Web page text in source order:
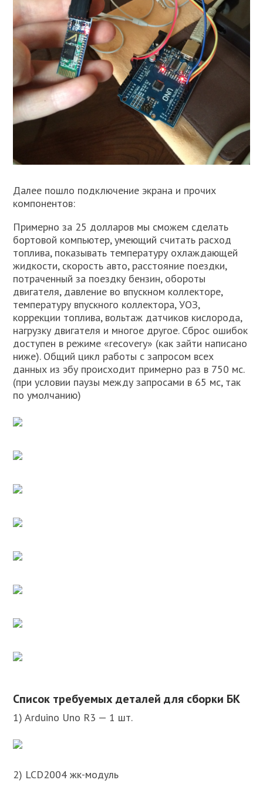
Далее пошло подключение экрана и прочих
компонентов:
Примерно за 25 долларов мы сможем сделать
бортовой компьютер, умеющий считать расход
топлива, показывать температуру охлаждающей
жидкости, скорость авто, расстояние поездки,
потраченный за поездку бензин, обороты
двигателя, давление во впускном коллекторе,
температуру впускного коллектора, УОЗ,
коррекции топлива, вольтаж датчиков кислорода,
нагрузку двигателя и многое другое. Сброс ошибок
доступен в режиме «recovery» (как зайти написано
ниже). Общий цикл работы с запросом всех
данных из эбу происходит примерно раз в 750 мс.
(при условии паузы между запросами в 65 мс, так
по умолчанию)
Список требуемых деталей для сборки БК
1) Arduino Uno R3 — 1 шт.
2) LCD2004 жк-модуль